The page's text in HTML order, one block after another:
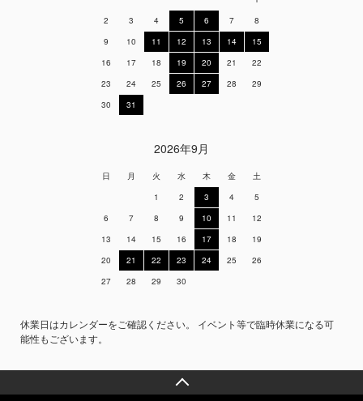
2
3 4 5 6 7
8
9
10 11 12 13 14
15
16
17 18 19 20 21
22
23
24 25 26 27 28
29
30
31
2026年9月
日 月 火 水 木 金
土
1
2 3 4
5
6
7 8 9 10 11
12
13
14 15 16 17 18
19
20
21 22 23 24 25
26
27
28 29 30
休業日はカレンダーをご確認ください。 イベント等で臨時休業になる可
能性もございます。